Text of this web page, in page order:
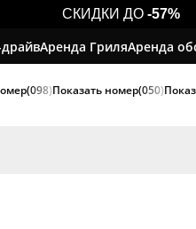
СКИДКИ ДО -57%
драйвАренда ГриляАренда
(098)Показать номер(050)